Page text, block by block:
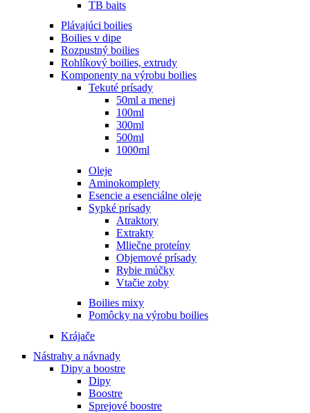
TB baits
Plávajúci boilies
Boilies v dipe
Rozpustný boilies
Rohlíkový boilies, extrudy
Komponenty na výrobu boilies
Tekuté prísady
50ml a menej
100ml
300ml
500ml
1000ml
Oleje
Aminokomplety
Esencie a esenciálne oleje
Sypké prísady
Atraktory
Extrakty
Mliečne proteíny
Objemové prísady
Rybie múčky
Vtačie zoby
Boilies mixy
Pomôcky na výrobu boilies
Krájače
Nástrahy a návnady
Dipy a boostre
Dipy
Boostre
Sprejové boostre